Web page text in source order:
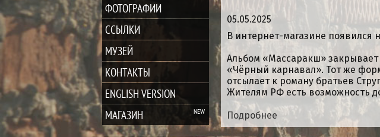
ФОТОГРАФИИ
ССЫЛКИ
МУЗЕЙ
КОНТАКТЫ
ENGLISH VERSION
МАГАЗИН
05.05.2025
В интернет-магазине появился
Альбом «Массаракш»
«Чёрный карнавал». Тот же
отсылает к роману братьев
Жителям РФ есть возможность
Подробнее